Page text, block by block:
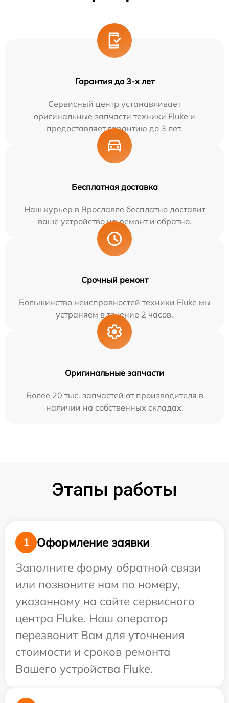
Гарантия до 3-х лет
Сервисный центр устанавливает
оригинальные запчасти техники Fluke и
предоставляет гарантию до 3 лет.
Бесплатная доставка
Наш курьер в Ярославле бесплатно доставит
ваше устройство на ремонт и обратно.
Срочный ремонт
Большинство неисправностей техники Fluke мы
устраняем в течение 2 часов.
Оригинальные запчасти
Более 20 тыс. запчастей от производителя в
наличии на собственных складах.
Этапы работы
1
Оформление заявки
Заполните форму обратной связи
или позвоните нам по номеру,
указанному на сайте сервисного
центра Fluke. Наш оператор
перезвонит Вам для уточнения
стоимости и сроков ремонта
Вашего устройства Fluke.